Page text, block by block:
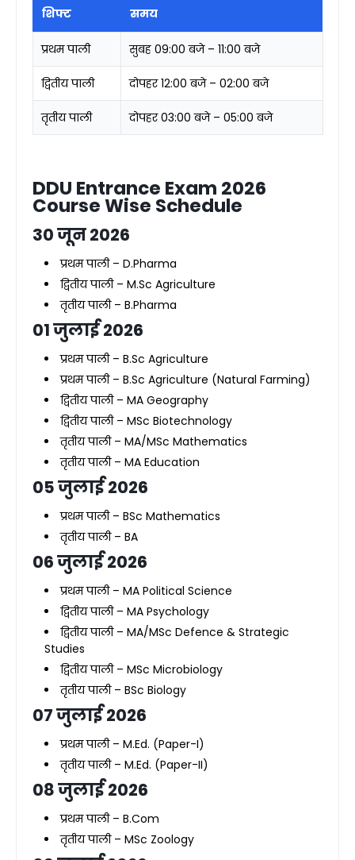
शिफ्ट समय
प्रथम पाली सुबह 09:00 बजे – 11:00 बजे
द्वितीय पाली दोपहर 12:00 बजे – 02:00 बजे
तृतीय पाली दोपहर 03:00 बजे – 05:00 बजे
DDU Entrance Exam 2026
Course Wise Schedule
30 जून 2026
प्रथम पाली – D.Pharma
द्वितीय पाली – M.Sc Agriculture
तृतीय पाली – B.Pharma
01 जुलाई 2026
प्रथम पाली – B.Sc Agriculture
प्रथम पाली – B.Sc Agriculture (Natural Farming)
द्वितीय पाली – MA Geography
द्वितीय पाली – MSc Biotechnology
तृतीय पाली – MA/MSc Mathematics
तृतीय पाली – MA Education
05 जुलाई 2026
प्रथम पाली – BSc Mathematics
तृतीय पाली – BA
06 जुलाई 2026
प्रथम पाली – MA Political Science
द्वितीय पाली – MA Psychology
द्वितीय पाली – MA/MSc Defence & Strategic
Studies
द्वितीय पाली – MSc Microbiology
तृतीय पाली – BSc Biology
07 जुलाई 2026
प्रथम पाली – M.Ed. (Paper-I)
तृतीय पाली – M.Ed. (Paper-II)
08 जुलाई 2026
प्रथम पाली – B.Com
तृतीय पाली – MSc Zoology